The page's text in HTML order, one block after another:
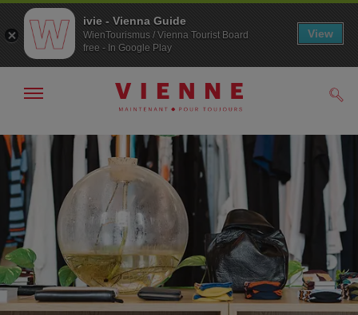
Navigation
Contenu
Afficher
la
navigation
ivie - Vienna Guide
WienTourismus / Vienna Tourist Board
free - In Google Play
View